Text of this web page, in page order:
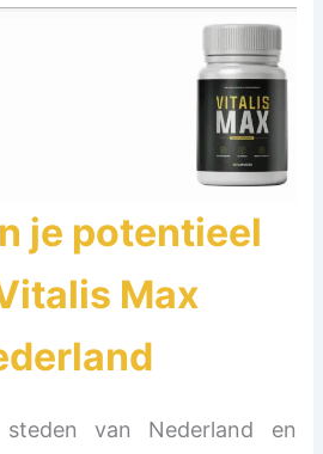
je potentieel
Max
van Nederland en